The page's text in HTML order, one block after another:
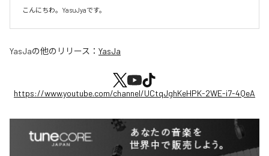
こんにちわ。YasuJyaです。
YasJaの他のリリース： YasJa
https://www.youtube.com/channel/UCtqJghKeHPK-2WE-i7-4QeA